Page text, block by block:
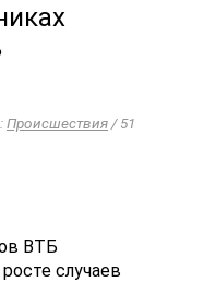
Происшествия/ 51
ВТБ
случаев